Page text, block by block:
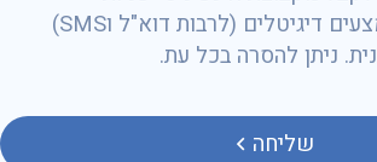
ועדכונים באמצעים דיגיטלים (לרבות דוא"ל וSMS)
ניתן להסרה בכל עת.
שליחה